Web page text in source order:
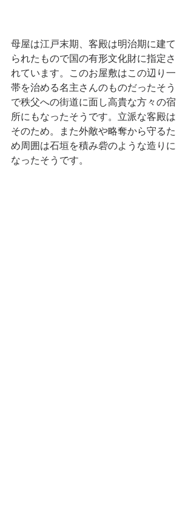
母屋は江戸末期、客殿は明治期に建て
られたもので国の有形文化財に指定さ
れています。このお屋敷はこの辺り一
帯を治める名主さんのものだったそう
で秩父への街道に面し高貴な方々の宿
所にもなったそうです。立派な客殿は
そのため。また外敵や略奪から守るた
め周囲は石垣を積み砦のような造りに
なったそうです。